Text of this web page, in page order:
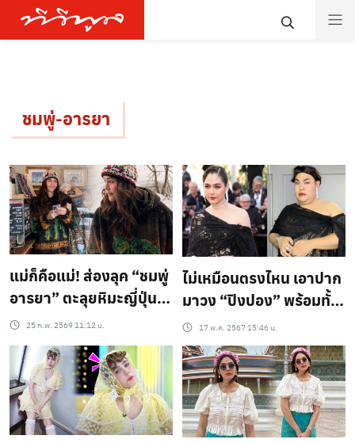
ชมพู่-อารยา
แม่ก็คือแม่! ส่องลุค “ชมพู่
อารยา” ตะลุยหิมะญี่ปุ่น
แฟชั่นนิสต้าตัวแม่จัดเต็ม
หนาวแค่ไหนก็ทำอะไรแม่
ไม่ได้!
25 ก.พ. 2569 11:12 น.
ไม่เหมือนตรงไหน เอาปาก
มาวง “ปิงปอง” พร้อมทั้ง
ชุด ทั้งผมรวจเร็วทันใจ
ลุค3 ของแม่ชม มาแล้วจ้า
าาา!
17 พ.ค. 2567 15:46 น.